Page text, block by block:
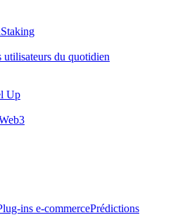
Staking
utilisateurs du quotidien
Up
ins e-commercePrédictions